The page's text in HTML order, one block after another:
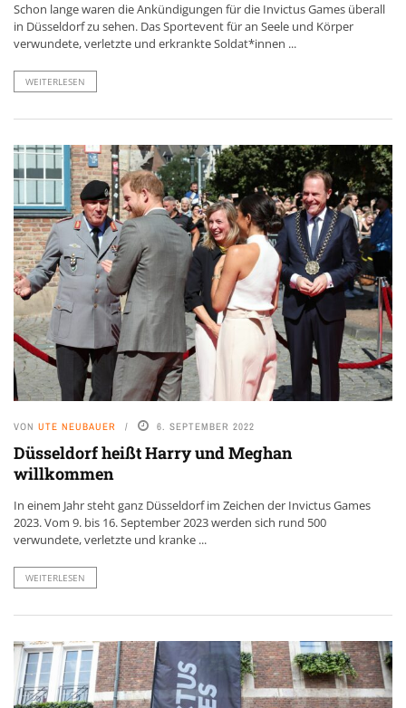
Schon lange waren die Ankündigungen für die Invictus Games überall
in Düsseldorf zu sehen. Das Sportevent für an Seele und Körper
verwundete, verletzte und erkrankte Soldat*innen ...
WEITERLESEN
VON UTE NEUBAUER 6. SEPTEMBER 2022
Düsseldorf heißt Harry und Meghan
willkommen
In einem Jahr steht ganz Düsseldorf im Zeichen der Invictus Games
2023. Vom 9. bis 16. September 2023 werden sich rund 500
verwundete, verletzte und kranke ...
WEITERLESEN